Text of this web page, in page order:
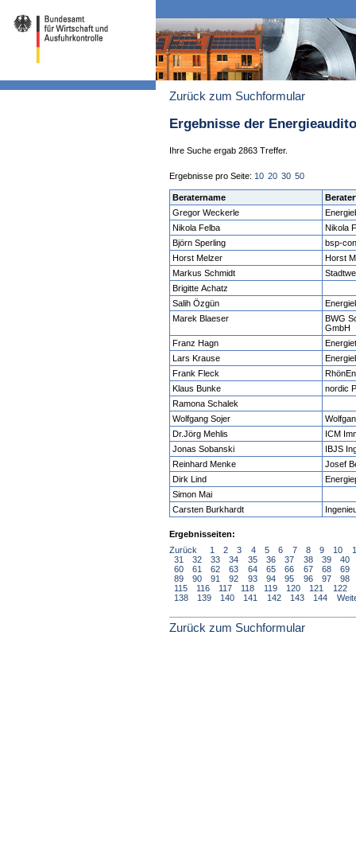
Zurück zum Suchformular
Ergebnisse der
Ihre Suche ergab 2863 Treffer.
Ergebnisse pro Seite: 10 20 30 50
Beratername
Gregor Weckerle
Nikola Felba
Nikola
Björn Sperling
bsp-
Horst Melzer
Horst
Markus Schmidt
Brigitte Achatz
Salih Özgün
Marek Blaeser
BWG
GmbH
Franz Hagn
Lars Krause
Frank Fleck
Klaus Bunke
nordic
Ramona Schalek
Wolfgang Sojer
Dr.Jörg Mehlis
ICM
Jonas Sobanski
IBJS
Reinhard Menke
Josef
Dirk Lind
Simon Mai
Carsten Burkhardt
Ergebnisseiten:
Zurück
1 2 3 4 5 6 7 8 9 10
31
32 33 34 35 36 37 38 39
40
60
61 62 63 64 65 66 67 68
69
89
90 91 92 93 94 95 96 97
98
115
116 117 118 119 120 121 122
138
139 140 141 142 143 144
Zurück zum Suchformular